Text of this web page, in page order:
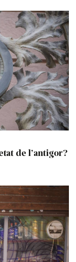
de l’antigor?